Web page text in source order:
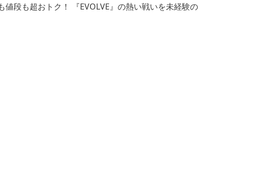
段も超おトク！ 『EVOLVE』の熱い戦いを未経験の